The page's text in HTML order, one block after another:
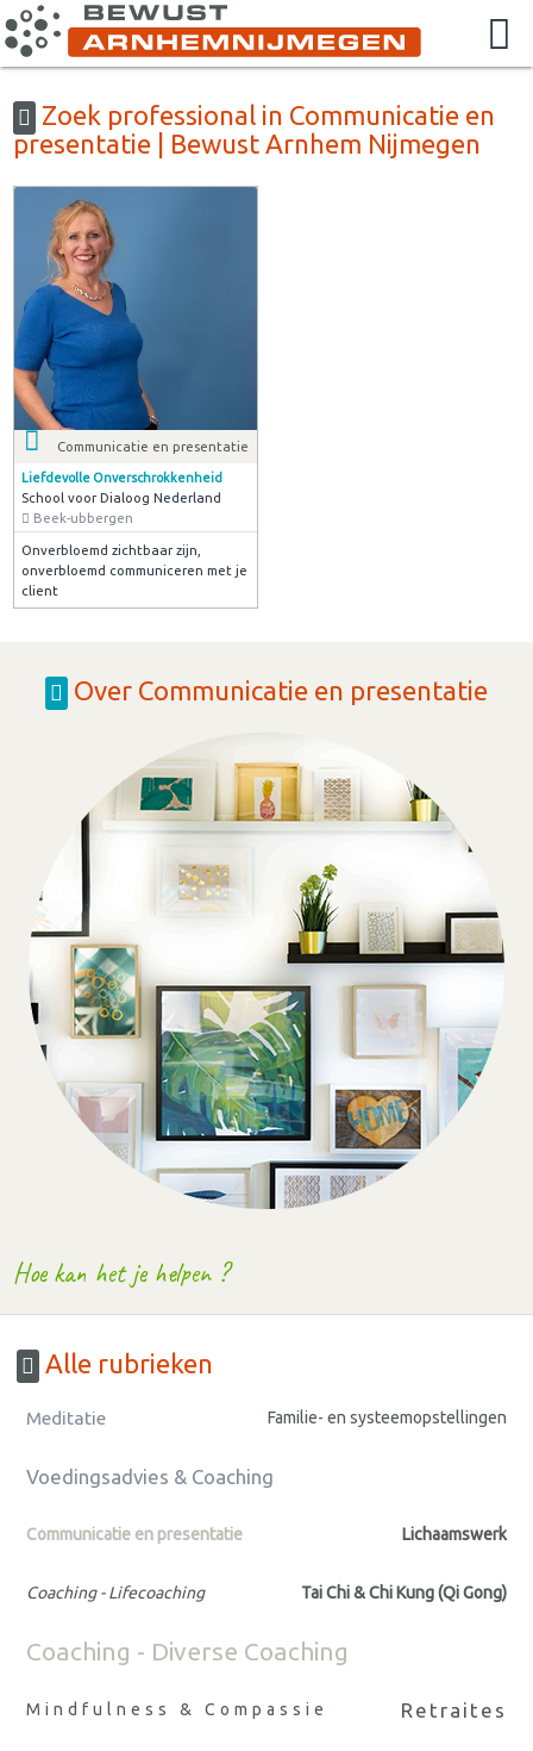
Zoek professional in Communicatie en
presentatie | Bewust Arnhem Nijmegen
Communicatie en presentatie
Liefdevolle Onverschrokkenheid
School voor Dialoog Nederland
Beek-ubbergen
Onverbloemd zichtbaar zijn,
onverbloemd communiceren met je
client
Over Communicatie en presentatie
Hoe kan het je helpen ?
Alle rubrieken
Meditatie Familie- en systeemopstellingen
Voedingsadvies & Coaching
Communicatie en presentatie Lichaamswerk
Coaching - Lifecoaching Tai Chi & Chi Kung (Qi Gong)
Coaching - Diverse Coaching
Mindfulness & Compassie Retraites